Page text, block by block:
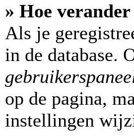
» Hoe
Als je
in de database.
op de pagina,
instellingen